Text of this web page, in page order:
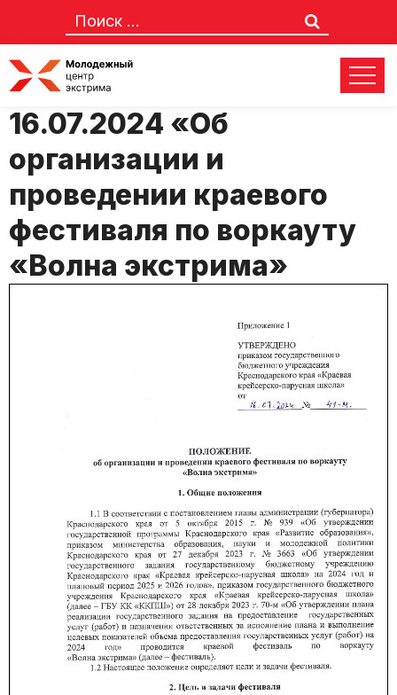
Положение № 41-м от
16.07.2024 «Об
организации и
проведении краевого
фестиваля по воркауту
«Волна экстрима»